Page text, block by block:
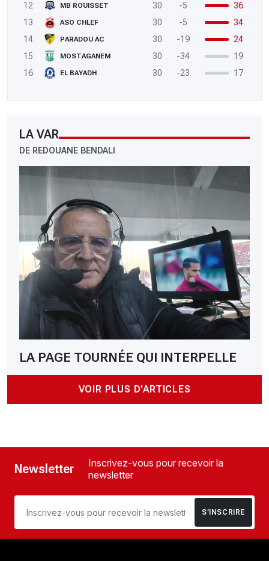
12
MB ROUISSET 30 -5
36
13
ASO CHLEF 30 -5
34
14
PARADOU AC 30 -19
24
15
MOSTAGANEM 30 -34
19
16
EL BAYADH 30 -23 17
LA VAR
DE REDOUANE BENDALI
LA PAGE TOURNÉE QUI INTERPELLE
VOIR PLUS D'ARTICLES
Newsletter
Inscrivez-vous pour recevoir la
newsletter
S’INSCRIRE